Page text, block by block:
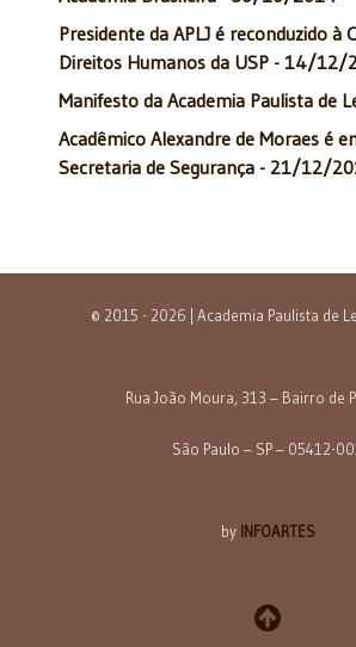
Presidente da APLJ é reconduzido à
Direitos Humanos da USP - 14/12/
Manifesto da Academia Paulista de
Acadêmico Alexandre de Moraes é
Secretaria de Segurança - 21/12/
© 2015 - 2026 | Academia Paulista de
Rua João Moura, 313 – Bairro de
São Paulo – SP – 05412-
by INFOARTES